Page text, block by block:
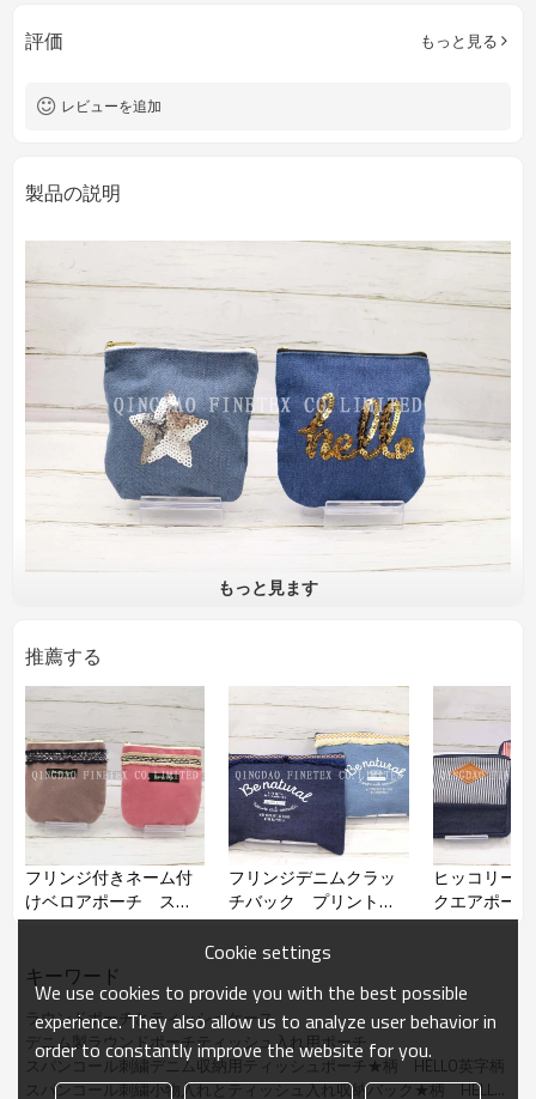
評価 もっと見る
レビューを追加
製品の説明
スパンコール刺繍デニムラウンド
品番
材質
デニム
H14＊ｗ14ｃｍ
もっと見ます
推薦する
フリンジ付きネーム付
けベロアポーチ スク
エアポーチ
フリンジデニムクラッ
チバック プリント加
工
ヒッコリー
クエアポー
付き
キーワード
ラウンドポーチとティッシュケース
デニム製ラウンドポーチティッシュ入れ用ポーチ
スパンコール刺繍デニム収納用ティッシュポーチ★柄　HELLO英字柄
スパンコール刺繍小物入れとティッシュ入れ収納バック★柄　HELLO英字柄
Cookie settings
We use cookies to provide you with the best possible
experience. They also allow us to analyze user behavior in
order to constantly improve the website for you.